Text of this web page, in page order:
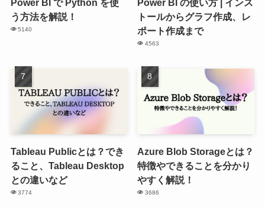
Power BI で Python を使
う方法を解説！
5140
Power BI の使い方 | インス
トールからグラフ作成、レ
ポート作成まで
4563
Tableau Publicとは？でき
ること、Tableau Desktop
との違いなど
3774
Azure Blob Storageとは？
特徴やできることを分かり
やすく解説！
3686